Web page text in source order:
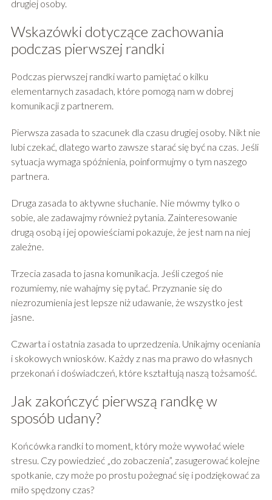
drugiej osoby.
Wskazówki dotyczące zachowania
podczas pierwszej randki
Podczas pierwszej randki warto pamiętać o kilku
elementarnych zasadach, które pomogą nam w dobrej
komunikacji z partnerem.
Pierwsza zasada to szacunek dla czasu drugiej osoby. Nikt nie
lubi czekać, dlatego warto zawsze starać się być na czas. Jeśli
sytuacja wymaga spóźnienia, poinformujmy o tym naszego
partnera.
Druga zasada to aktywne słuchanie. Nie mówmy tylko o
sobie, ale zadawajmy również pytania. Zainteresowanie
drugą osobą i jej opowieściami pokazuje, że jest nam na niej
zależne.
Trzecia zasada to jasna komunikacja. Jeśli czegoś nie
rozumiemy, nie wahajmy się pytać. Przyznanie się do
niezrozumienia jest lepsze niż udawanie, że wszystko jest
jasne.
Czwarta i ostatnia zasada to uprzedzenia. Unikajmy oceniania
i skokowych wniosków. Każdy z nas ma prawo do własnych
przekonań i doświadczeń, które kształtują naszą tożsamość.
Jak zakończyć pierwszą randkę w
sposób udany?
Końcówka randki to moment, który może wywołać wiele
stresu. Czy powiedzieć „do zobaczenia”, zasugerować kolejne
spotkanie, czy może po prostu pożegnać się i podziękować za
miło spędzony czas?